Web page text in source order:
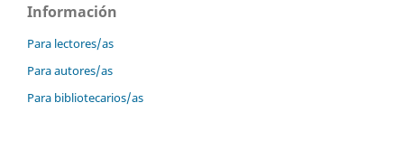
Información
Para lectores/as
Para autores/as
Para bibliotecarios/as